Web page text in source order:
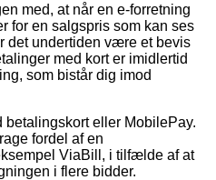
med, at når en e-forretning
for en salgspris som kan ses
det undertiden være et bevis
med kort er imidlertid
som bistår dig imod
eller MobilePay.
fordel af en
ViaBill, i tilfælde af at
i flere bidder.